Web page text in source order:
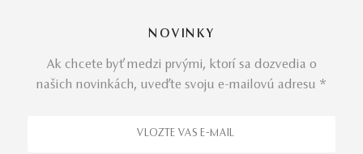
NOVINKY
Ak chcete byť medzi prvými, ktorí sa dozvedia o
našich novinkách, uveďte svoju e-mailovú adresu *